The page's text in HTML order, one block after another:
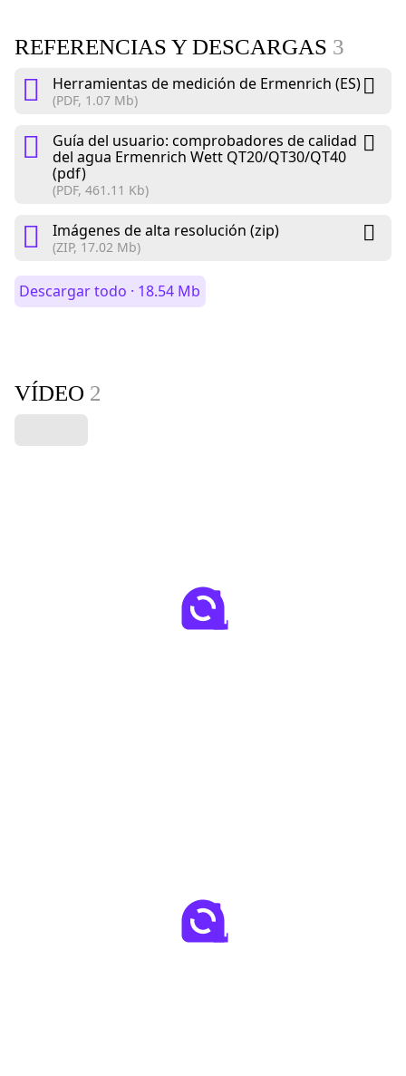
REFERENCIAS Y DESCARGAS 3
Herramientas de medición de Ermenrich (ES)
(PDF, 1.07 Mb)
Guía del usuario: сomprobadores de calidad
del agua Ermenrich Wett QT20/QT30/QT40
(pdf)
(PDF, 461.11 Kb)
Imágenes de alta resolución (zip)
(ZIP, 17.02 Mb)
Descargar todo · 18.54 Mb
VÍDEO 2